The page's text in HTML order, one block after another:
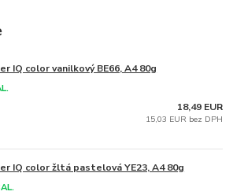
IQ color vanilkový BE66, A4 80g
18,49 EUR
15,03 EUR bez DPH
IQ color žltá pastelová YE23, A4 80g